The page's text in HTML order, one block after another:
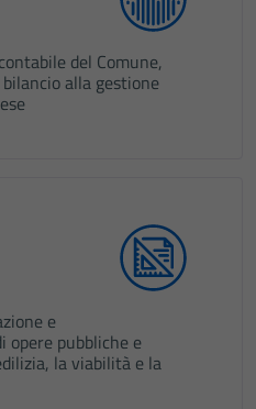
del Comune,
alla gestione
e
opere pubbliche e
la viabilità e la